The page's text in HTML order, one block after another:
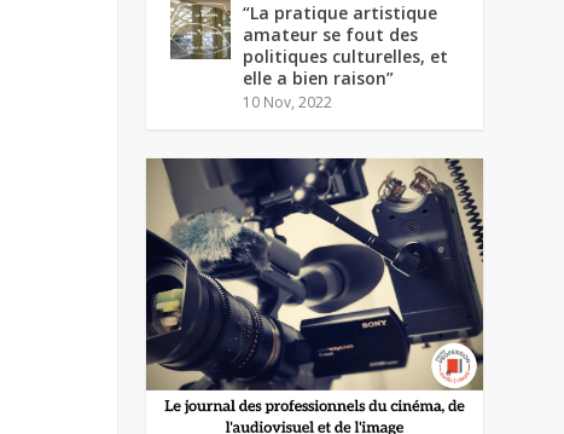
“La pratique artistique
amateur se fout des
politiques culturelles, et
elle a bien raison”
10 Nov, 2022